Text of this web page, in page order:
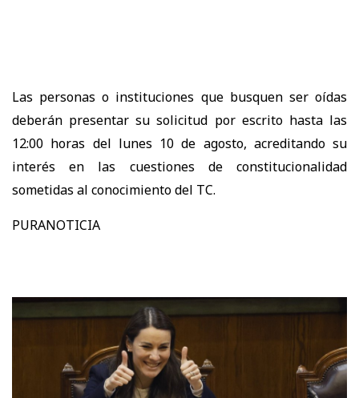
Las personas o instituciones que busquen ser oídas
deberán presentar su solicitud por escrito hasta las
12:00 horas del lunes 10 de agosto, acreditando su
interés en las cuestiones de constitucionalidad
sometidas al conocimiento del TC.
PURANOTICIA